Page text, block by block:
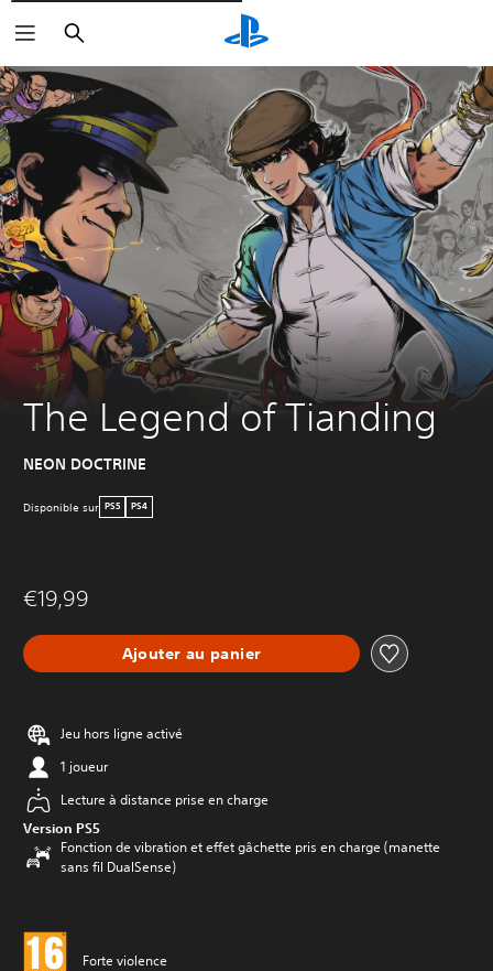
Rechercher
The Legend of Tianding
NEON DOCTRINE
Disponible sur PS5 PS4
€19,99
Ajouter au panier
Jeu hors ligne activé
1 joueur
Lecture à distance prise en charge
Version PS5
Fonction de vibration et effet gâchette pris en charge (manette
sans fil DualSense)
Forte violence